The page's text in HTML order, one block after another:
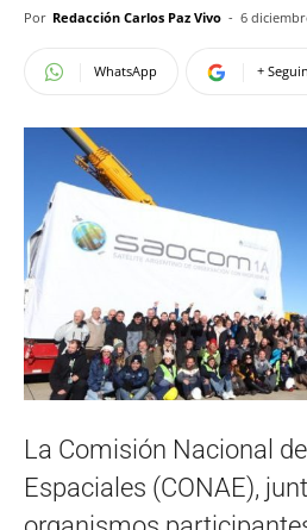
Por Redacción Carlos Paz Vivo - 6
WhatsApp +
La Comisión Nacional
Espaciales (CONAE),